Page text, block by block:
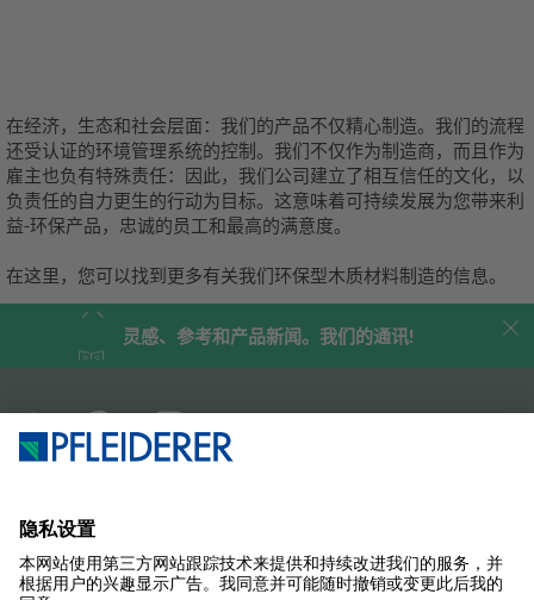
在经济，生态和社会层面：我们的产品不仅精心制造。 我们的流程
还受认证的环境管理系统的控制。 我们不仅作为制造商，而且作为
雇主也负有特殊责任：因此，我们公司建立了相互信任的文化，以
负责任的自力更生的行动为目标。 这意味着可持续发展为您带来利
益-环保产品，忠诚的员工和最高的满意度。
在这里，您可以找到更多有关我们环保型木质材料制造的信息。
灵感、参考和产品新闻。我们的通讯!
产品
杂志